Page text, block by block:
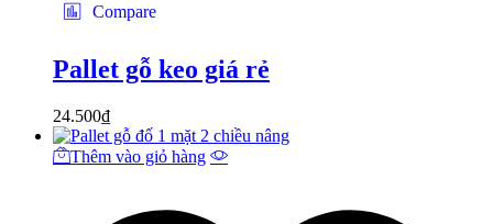
Compare
Pallet gỗ keo giá rẻ
24.500₫
Thêm vào giỏ hàng